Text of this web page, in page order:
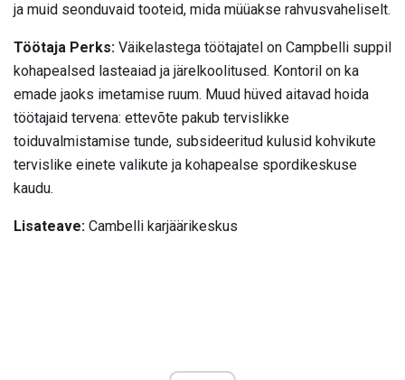
ja muid seonduvaid tooteid, mida müüakse rahvusvaheliselt.
Töötaja Perks: Väikelastega töötajatel on Campbelli suppil
kohapealsed lasteaiad ja järelkoolitused. Kontoril on ka
emade jaoks imetamise ruum. Muud hüved aitavad hoida
töötajaid tervena: ettevõte pakub tervislikke
toiduvalmistamise tunde, subsideeritud kulusid kohvikute
tervislike einete valikute ja kohapealse spordikeskuse
kaudu.
Lisateave: Cambelli karjäärikeskus